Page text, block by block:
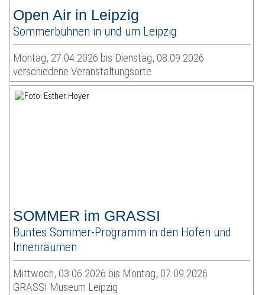
Open Air in Leipzig
Sommerbühnen in und um Leipzig
Montag, 27.04.2026 bis Dienstag, 08.09.2026
verschiedene Veranstaltungsorte
SOMMER im GRASSI
Buntes Sommer-Programm in den Höfen und
Innenräumen
Mittwoch, 03.06.2026 bis Montag, 07.09.2026
GRASSI Museum Leipzig